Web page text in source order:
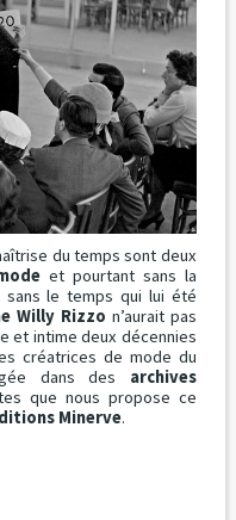
du temps sont deux
et pourtant sans la
le temps qui lui été
Willy Rizzo n’aurait pas
et intime deux décennies
créatrices de mode du
dans des archives
que nous propose ce
Minerve.